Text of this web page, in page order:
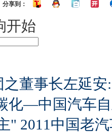
分享到：
开始
之董事长左延
化—中国汽车
" 2011中国老